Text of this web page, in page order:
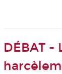
DÉBAT -